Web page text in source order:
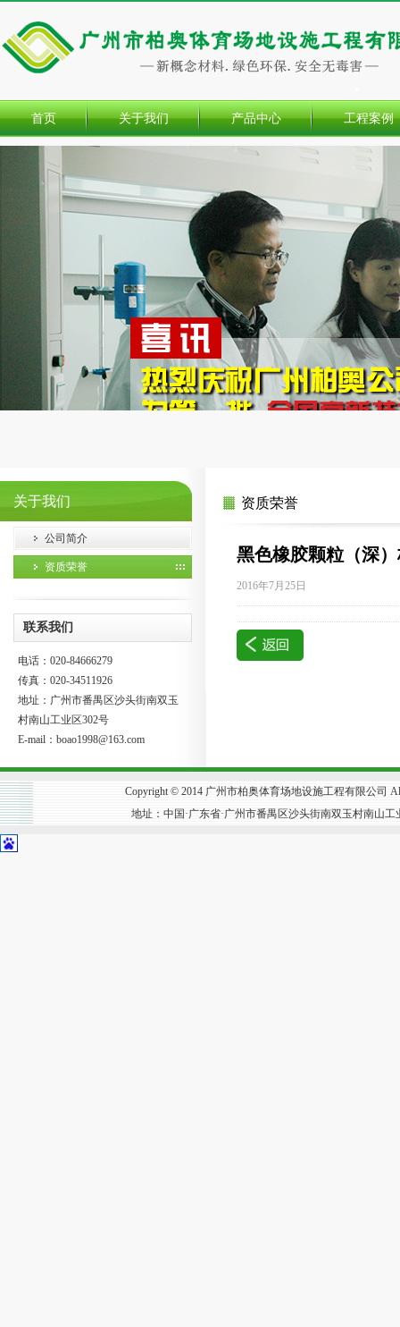
首页 关于我们 产品中心 工程案例
关于我们
公司简介
资质荣誉
联系我们
电话：020-84666279
传真：020-34511926
地址：广州市番禺区沙头街南双玉
村南山工业区302号
E-mail： boao1998@163.com
资质荣誉
黑色橡胶颗粒（深
2016年7月25日
Copyright © 2014 广州市柏奥体育场地设施工程有限公司
地址：中国·广东省·广州市番禺区沙头街南双玉村南山工